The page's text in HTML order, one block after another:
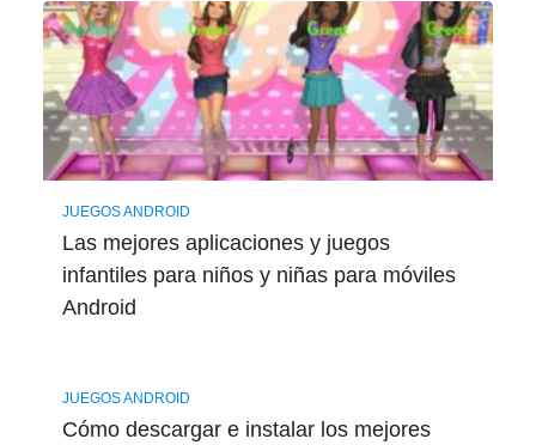
JUEGOS ANDROID
Las mejores aplicaciones y juegos
infantiles para niños y niñas para móviles
Android
JUEGOS ANDROID
Cómo descargar e instalar los mejores